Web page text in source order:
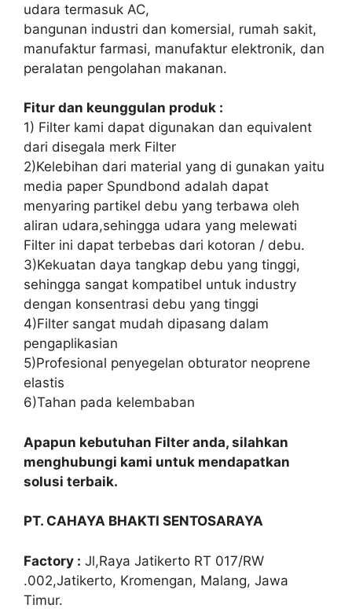
udara termasuk AC,
bangunan industri dan komersial, rumah sakit,
manufaktur farmasi, manufaktur elektronik, dan
peralatan pengolahan makanan.
Fitur dan keunggulan produk :
1) Filter kami dapat digunakan dan equivalent
dari disegala merk Filter
2)Kelebihan dari material yang di gunakan yaitu
media paper Spundbond adalah dapat
menyaring partikel debu yang terbawa oleh
aliran udara,sehingga udara yang melewati
Filter ini dapat terbebas dari kotoran / debu.
3)Kekuatan daya tangkap debu yang tinggi,
sehingga sangat kompatibel untuk industry
dengan konsentrasi debu yang tinggi
4)Filter sangat mudah dipasang dalam
pengaplikasian
5)Profesional penyegelan obturator neoprene
elastis
6)Tahan pada kelembaban
Apapun kebutuhan Filter anda, silahkan
menghubungi kami untuk mendapatkan
solusi terbaik.
PT. CAHAYA BHAKTI SENTOSARAYA
Factory : Jl,Raya Jatikerto RT 017/RW
.002,Jatikerto, Kromengan, Malang, Jawa
Timur.